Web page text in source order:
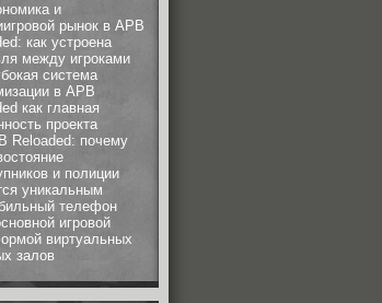
и
рынок в APB
как устроена
между игроками
система
в APB
как главная
проекта
Reloaded: почему
и полиции
уникальным
телефон
игровой
виртуальных
залов